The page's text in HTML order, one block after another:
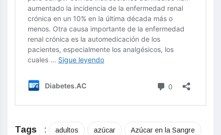
Tags : adultos azúcar Azúcar en la Sangre